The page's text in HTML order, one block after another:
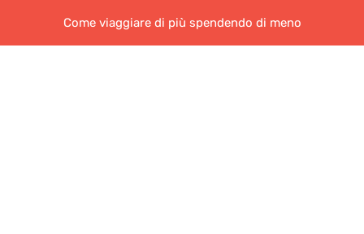
Come viaggiare di più spendendo di meno